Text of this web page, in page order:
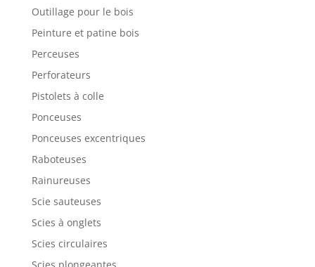
Outillage pour le bois
Peinture et patine bois
Perceuses
Perforateurs
Pistolets à colle
Ponceuses
Ponceuses excentriques
Raboteuses
Rainureuses
Scie sauteuses
Scies à onglets
Scies circulaires